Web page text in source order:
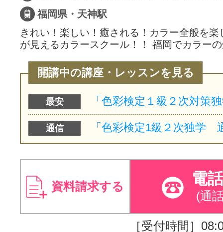
福岡県・天神駅
きれい！楽しい！癒される！カラー全般を
が見えるカラースクール！！ 福岡でカラー
開講中の講座・レッスンを見る
最安
通信
資料請求する 電
(通
［受付時間］